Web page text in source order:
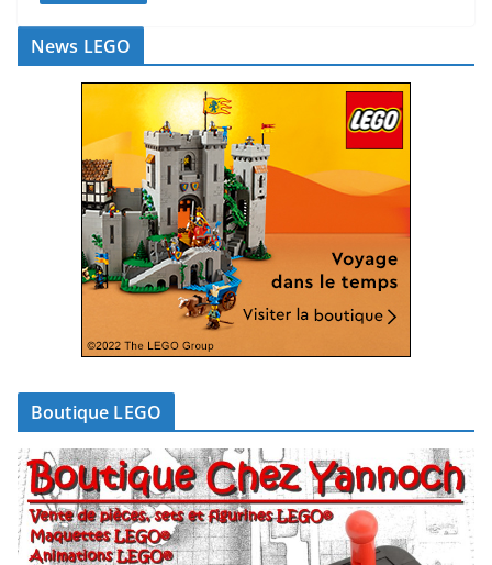
News LEGO
Boutique LEGO